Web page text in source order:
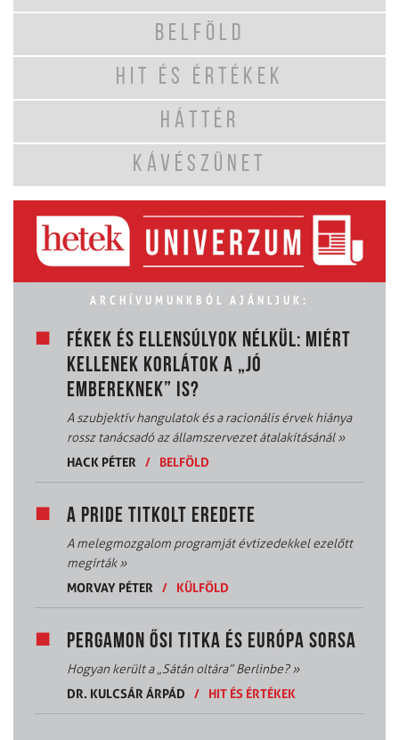
BELFÖLD
HIT ÉS ÉRTÉKEK
HÁTTÉR
KÁVÉSZÜNET
ARCHÍVUMUNKBÓL AJÁNLJUK:
FÉKEK ÉS ELLENSÚLYOK NÉLKÜL: MIÉRT
KELLENEK KORLÁTOK A „JÓ
EMBEREKNEK” IS?
A szubjektív hangulatok és a racionális érvek hiánya
rossz tanácsadó az államszervezet átalakításánál»
HACK PÉTER
/ BELFÖLD
A PRIDE TITKOLT EREDETE
A melegmozgalom programját évtizedekkel ezelőtt
megírták»
MORVAY PÉTER
/ KÜLFÖLD
PERGAMON ŐSI TITKA ÉS EURÓPA SORSA
Hogyan került a „Sátán oltára” Berlinbe?»
DR. KULCSÁR ÁRPÁD
/ HIT ÉS ÉRTÉKEK